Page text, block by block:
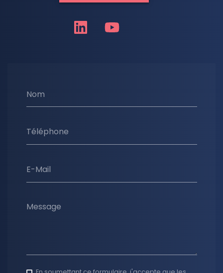
Nom
Téléphone
E-Mail
Message